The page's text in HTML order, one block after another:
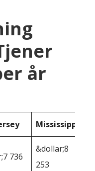
år
Mississippi
736
&dollar;8
253